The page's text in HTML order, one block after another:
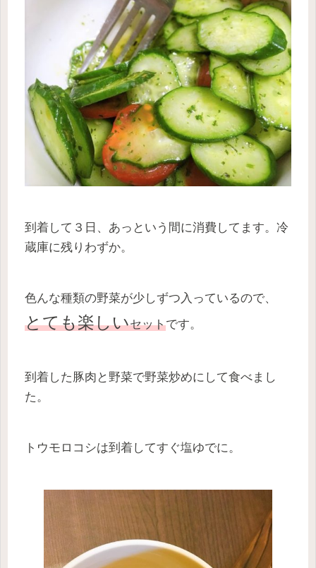
到着して３日、あっという間に消費してます。冷
蔵庫に残りわずか。
色んな種類の野菜が少しずつ入っているので、
とても楽しいセットです。
到着した豚肉と野菜で野菜炒めにして食べまし
た。
トウモロコシは到着してすぐ塩ゆでに。